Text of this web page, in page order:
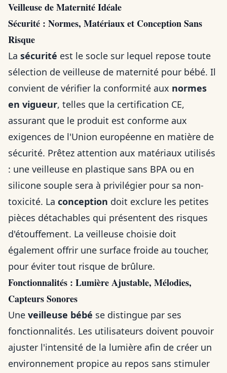
Veilleuse de Maternité Idéale
Sécurité : Normes, Matériaux et Conception Sans
Risque
La sécurité est le socle sur lequel repose toute
sélection de veilleuse de maternité pour bébé. Il
convient de vérifier la conformité aux normes
en vigueur, telles que la certification CE,
assurant que le produit est conforme aux
exigences de l'Union européenne en matière de
sécurité. Prêtez attention aux matériaux utilisés
: une veilleuse en plastique sans BPA ou en
silicone souple sera à privilégier pour sa non-
toxicité. La conception doit exclure les petites
pièces détachables qui présentent des risques
d'étouffement. La veilleuse choisie doit
également offrir une surface froide au toucher,
pour éviter tout risque de brûlure.
Fonctionnalités : Lumière Ajustable, Mélodies,
Capteurs Sonores
Une veilleuse bébé se distingue par ses
fonctionnalités. Les utilisateurs doivent pouvoir
ajuster l'intensité de la lumière afin de créer un
environnement propice au repos sans stimuler